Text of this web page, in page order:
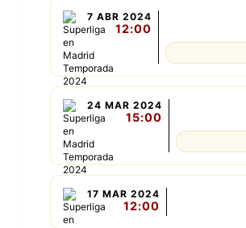
7 ABR 2024
12:00
24 MAR 2024
15:00
17 MAR 2024
12:00